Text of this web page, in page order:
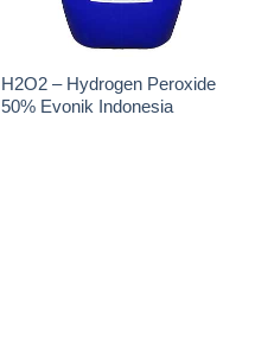
H2O2 – Hydrogen Peroxide
50% Evonik Indonesia